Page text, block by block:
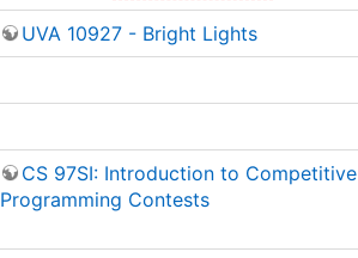
UVA 10927 - Bright Lights
CS 97SI: Introduction to Competitive
Programming Contests